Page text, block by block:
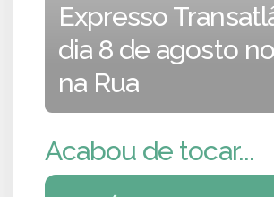
Expresso
dia 8 de agosto
na Rua
Acabou de tocar...